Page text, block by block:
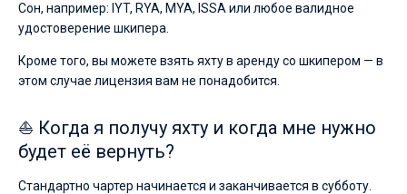
Сон, например: IYT, RYA, MYA, ISSA или любое валидное
удостоверение шкипера.
Кроме того, вы можете взять яхту в аренду со шкипером — в
этом случае лицензия вам не понадобится.
⛵ Когда я получу яхту и когда мне нужно
будет её вернуть?
Стандартно чартер начинается и заканчивается в субботу.